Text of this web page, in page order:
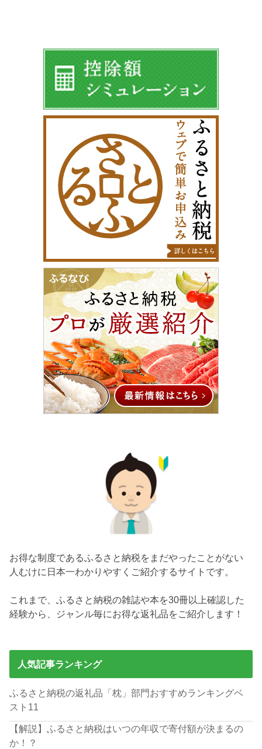
お得な制度であるふるさと納税をまだやったことがない
人むけに日本一わかりやすくご紹介するサイトです。
これまで、ふるさと納税の雑誌や本を30冊以上確認した
経験から、ジャンル毎にお得な返礼品をご紹介します！
人気記事ランキング
ふるさと納税の返礼品「枕」部門おすすめランキングベ
スト11
【解説】ふるさと納税はいつの年収で寄付額が決まるの
か！？